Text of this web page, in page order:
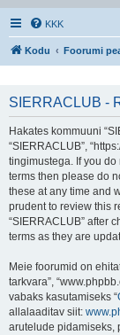
KKK
Kodu Foorumi
SIERRACLUB -
Hakates kommuuni
“SIERRACLUB”,
tingimustega. If you
terms then please do
these at any time and
prudent to review this
“SIERRACLUB” after
terms as they are
Meie foorumid on
tarkvara”,
vabaks kasutamiseks “
allalaaditav siit:
arutelude pidamiseks,